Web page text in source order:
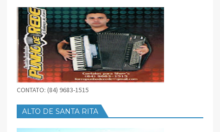
CONTATO: (84) 9683-1515
ALTO DE SANTA RITA